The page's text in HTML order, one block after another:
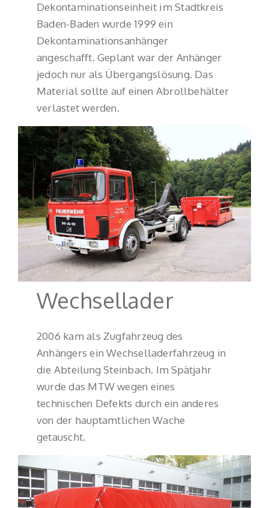
Dekontaminationseinheit im Stadtkreis
Baden-Baden wurde 1999 ein
Dekontaminationsanhänger
angeschafft. Geplant war der Anhänger
jedoch nur als Übergangslösung. Das
Material sollte auf einen Abrollbehälter
verlastet werden.
Wechsellader
2006 kam als Zugfahrzeug des
Anhängers ein Wechselladerfahrzeug in
die Abteilung Steinbach. Im Spätjahr
wurde das MTW wegen eines
technischen Defekts durch ein anderes
von der hauptamtlichen Wache
getauscht.